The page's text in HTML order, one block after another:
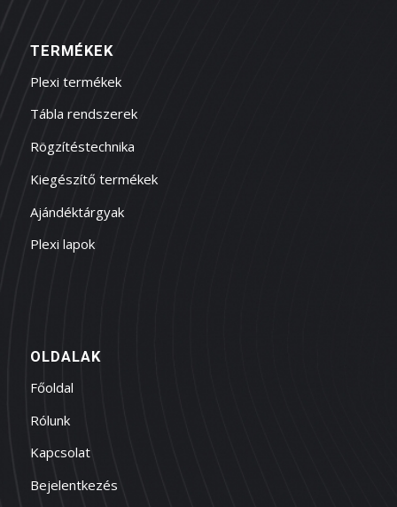
TERMÉKEK
Plexi termékek
Tábla rendszerek
Rögzítéstechnika
Kiegészítő termékek
Ajándéktárgyak
Plexi lapok
OLDALAK
Főoldal
Rólunk
Kapcsolat
Bejelentkezés